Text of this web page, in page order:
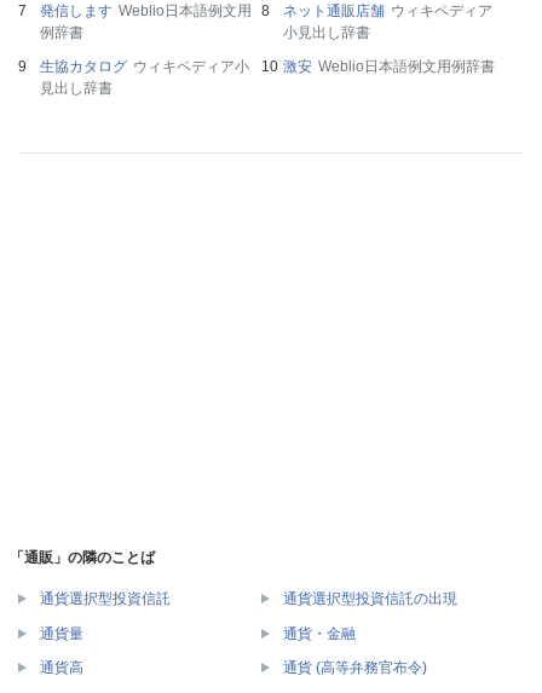
発信します Weblio日本語例文用
例辞書
ネット通販店舗 ウィキペディア
小見出し辞書
生協カタログ ウィキペディア小
見出し辞書
激安 Weblio日本語例文用例辞書
「通販」の隣のことば
通貨選択型投資信託 通貨選択型投資信託の出現
通貨量 通貨・金融
通貨高 通貨 (高等弁務官布令)